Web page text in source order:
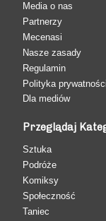
Media o nas
Partnerzy
Mecenasi
Nasze zasady
Regulamin
Polityka prywatności
Dla mediów
Przeglądaj
Sztuka
Podróże
Komiksy
Społeczność
Taniec